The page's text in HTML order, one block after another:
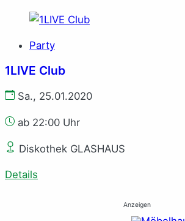
Party
1LIVE Club
Sa., 25.01.2020
ab 22:00 Uhr
Diskothek GLASHAUS
Details
Anzeigen